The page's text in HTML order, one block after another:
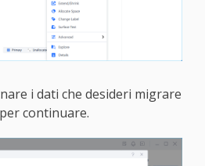
i dati che desideri migrare
continuare.